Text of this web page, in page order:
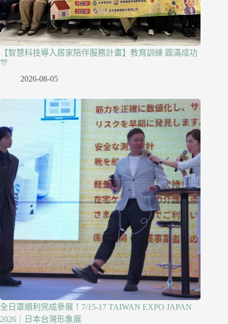
【智慧科技導入居家陪伴服務計畫】教育訓練 圓滿成功
🎊
2026-08-05
全日罩順利完成參展！7/15-17 TAIWAN EXPO JAPAN
2026｜日本台灣形象展